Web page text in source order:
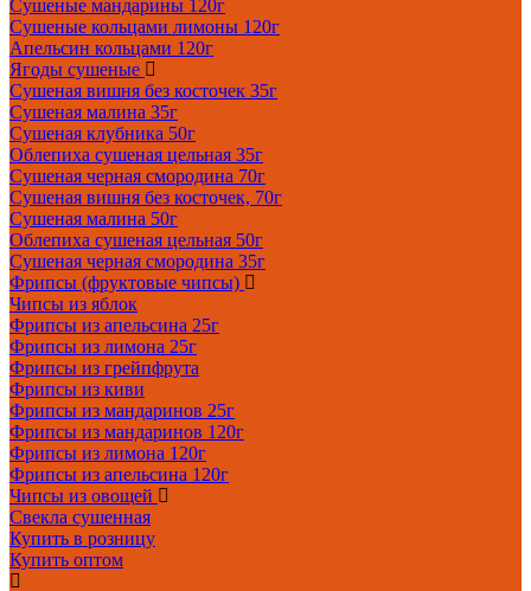
Сушеные мандарины 120г
Сушеные кольцами лимоны 120г
Апельсин кольцами 120г
Ягоды сушеные
Сушеная вишня без косточек 35г
Сушеная малина 35г
Сушеная клубника 50г
Облепиха сушеная цельная 35г
Сушеная черная смородина 70г
Сушеная вишня без косточек, 70г
Сушеная малина 50г
Облепиха сушеная цельная 50г
Сушеная черная смородина 35г
Фрипсы (фруктовые чипсы)
Чипсы из яблок
Фрипсы из апельсина 25г
Фрипсы из лимона 25г
Фрипсы из грейпфрута
Фрипсы из киви
Фрипсы из мандаринов 25г
Фрипсы из мандаринов 120г
Фрипсы из лимона 120г
Фрипсы из апельсина 120г
Чипсы из овощей
Свекла сушенная
Купить в розницу
Купить оптом